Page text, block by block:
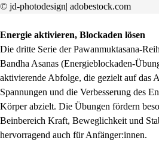
© jd-photodesign| adobestock.com
Energie aktivieren, Blockaden lösen
Die dritte Serie der Pawanmuktasana-
Bandha Asanas (Energieblockaden-
aktivierende Abfolge, die gezielt auf das
Spannungen und die Verbesserung des
Körper abzielt. Die Übungen fördern
Beinbereich Kraft, Beweglichkeit und
hervorragend auch für Anfänger:innen.